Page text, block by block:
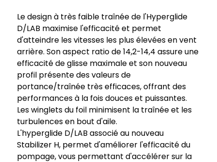
Le design à très faible traînée de l'Hyperglide
D/LAB maximise l'efficacité et permet
d'atteindre les vitesses les plus élevées en vent
arrière. Son aspect ratio de 14,2-14,4 assure une
efficacité de glisse maximale et son nouveau
profil présente des valeurs de
portance/traînée très efficaces, offrant des
performances à la fois douces et puissantes.
Les winglets du foil minimisent la traînée et les
turbulences en bout d'aile.
L'hyperglide D/LAB associé au nouveau
Stabilizer H, permet d'améliorer l'efficacité du
pompage, vous permettant d'accélérer sur la